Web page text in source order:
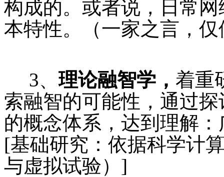
构成的。或者说，日常
本特性。（一家之言，
3、理论融智学， 着重
索融智的可能性，通过
的概念体系，达到理解
[基础研究：依据科学计
与虚拟试验）]